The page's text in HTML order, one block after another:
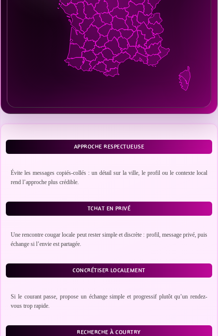
APPROCHE RESPECTUEUSE
Évite les messages copiés-collés : un détail sur la ville, le profil ou le contexte local
rend l’approche plus crédible.
TCHAT EN PRIVÉ
Une rencontre cougar locale peut rester simple et discrète : profil, message privé, puis
échange si l’envie est partagée.
CONCRÉTISER LOCALEMENT
Si le courant passe, propose un échange simple et progressif plutôt qu’un rendez-
vous trop rapide.
RECHERCHE À COURTRY